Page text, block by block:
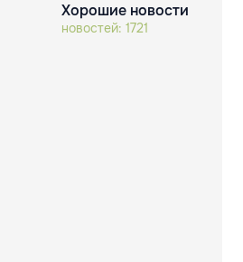
Хорошие новости
новостей: 1721